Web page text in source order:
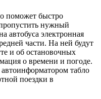
поможет быстро
нужный
автобуса электронная
части. На ней будут
и об остановочных
о времени и погоде.
табло
поездки в